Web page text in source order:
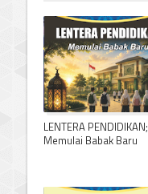
LENTERA PENDIDIKAN;
Memulai Babak Baru